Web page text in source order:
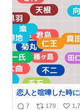
ト
数
数
恋人と喧嘩した時
えてみました💭 ▶︎自分から謝る or 悪くない
7 170